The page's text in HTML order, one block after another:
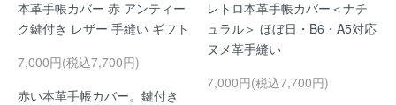
本革手帳カバー 赤 アンティー
ク鍵付き レザー 手縫い ギフト
7,000円(税込7,700円)
赤い本革手帳カバー。鍵付き
レトロ本革手帳カバー＜ナチ
ュラル＞ ほぼ日・B6・A5対応
ヌメ革手縫い
7,000円(税込7,700円)